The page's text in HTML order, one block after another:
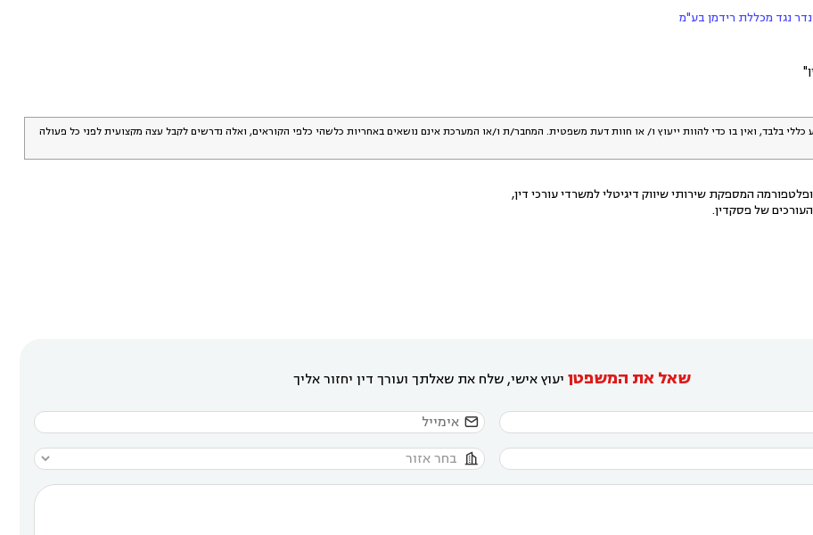
נגד מכללת רידמן בע"מ
כללי בלבד, ואין בו כדי להוות ייעוץ ו/ או חוות דעת משפטית. המחבר/ת ו/או המערכת אינם נושאים באחריות כלשהי כלפי הקוראים, ואלה נדרשים לקבל עצה מקצועית לפני כל פעולה
המספקת שירותי שיווק דיגיטלי למשרדי עורכי דין,
של פסקדין.
שאל את המשפטן יעוץ אישי, שלח את שאלתך ועורך דין יחזור אליך

